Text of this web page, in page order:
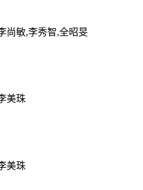
尚敏,李秀智,全昭旻
美珠
美珠